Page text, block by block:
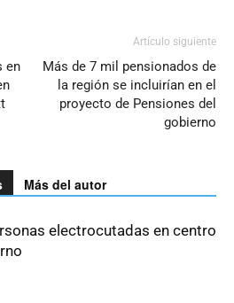
en
Artículo siguiente
Más de 7 mil pensionados de
la región se incluirían en el
proyecto de Pensiones del
gobierno
Más del autor
electrocutadas en centro